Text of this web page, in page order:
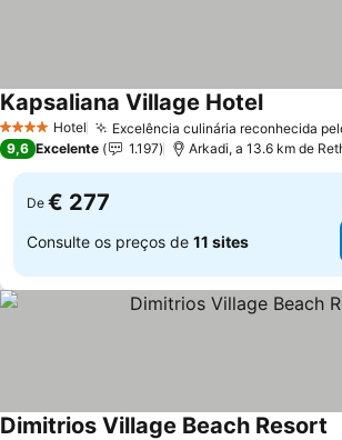
4 EstrelasHotel Excelência culinária reconhecida
Kapsaliana Village Hotel
9,6 Excelente 1.197 Arkadi, a 13.6 km de
De € 277
Consulte os preços de 11 sites
Dimitrios Village Beach Resort